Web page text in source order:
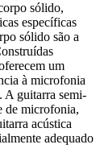
sólido,
específicas
sólido são a
um
à microfonia
A guitarra semi-
de microfonia,
acústica
adequado